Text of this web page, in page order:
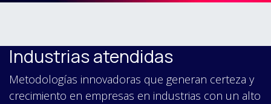
Industrias atendidas
Metodologías innovadoras que generan certeza y
crecimiento en empresas en industrias con un alto